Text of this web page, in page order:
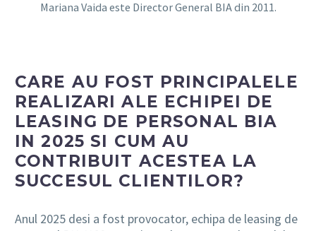
Mariana Vaida este Director General BIA din 2011.
CARE AU FOST PRINCIPALELE
REALIZARI ALE ECHIPEI DE
LEASING DE PERSONAL BIA
IN 2025 SI CUM AU
CONTRIBUIT ACESTEA LA
SUCCESUL CLIENTILOR?
Anul 2025 desi a fost provocator, echipa de leasing de